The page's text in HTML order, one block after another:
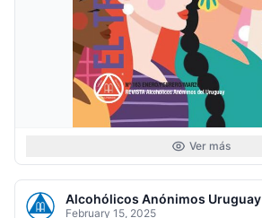
Ver más
Alcohólicos Anónimos Uruguay
February 15, 2025